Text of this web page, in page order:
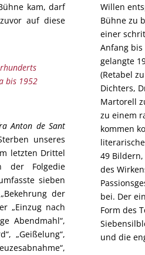
kam, darf
auf diese
bis 1952
Anton de Sant
unseres
letzten Drittel
der Folgedie
sieben
der
„Einzug nach
Abendmahl“,
„Geißelung“,
Willen
Bühne zu
einer
Anfang bis
gelangte
(Retabel
Dichters,
Martorell
zu einem
kommen
49
des
bei. Der
Form des
und die